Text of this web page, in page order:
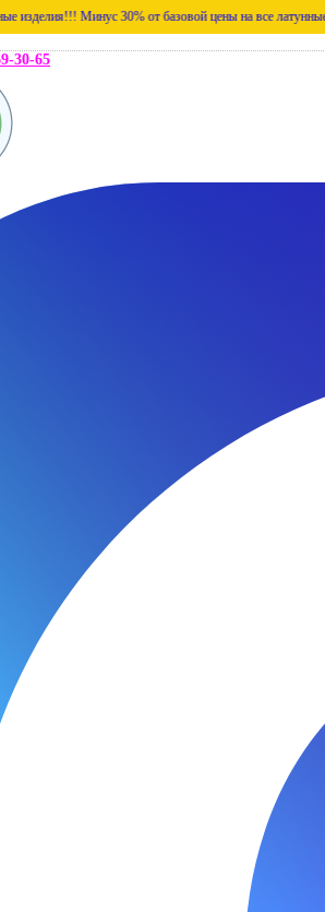
Минус 30% от базовой цены на все латунные изделия!!!
30-65